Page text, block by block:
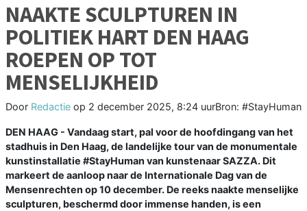
NAAKTE SCULPTUREN IN
POLITIEK HART DEN HAAG
ROEPEN OP TOT
MENSELIJKHEID
Door Redactie op 2 december 2025, 8:24 uurBron: #StayHuman
DEN HAAG - Vandaag start, pal voor de hoofdingang van het
stadhuis in Den Haag, de landelijke tour van de monumentale
kunstinstallatie #StayHuman van kunstenaar SAZZA. Dit
markeert de aanloop naar de Internationale Dag van de
Mensenrechten op 10 december. De reeks naakte menselijke
sculpturen, beschermd door immense handen, is een